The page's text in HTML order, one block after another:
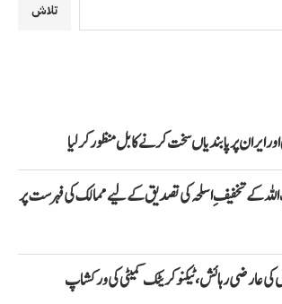
تلاش
ایران پر پابندیاں سخت کرنے کا بل منظور کرلیا
کے تخفیفِ اسلحہ کی تصدیق کے لیے ممالک کی فہرست پر
کی عارضی رہائش، ٹیکنو کریٹک کمیٹی کی ورکشاپ